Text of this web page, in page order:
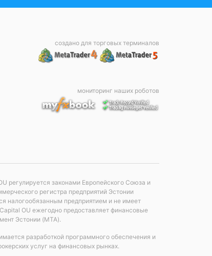
создано для торговых терминалов
мониторинг наших роботов
регулируется законами Европейского Союза и
регистра предприятий Эстонии
налогообязанным предприятием и не имеет
OU ежегодно предоставляет финансовые
Эстонии (MTA).
разработкой программного обеспечения и
услуг на финансовых рынках.